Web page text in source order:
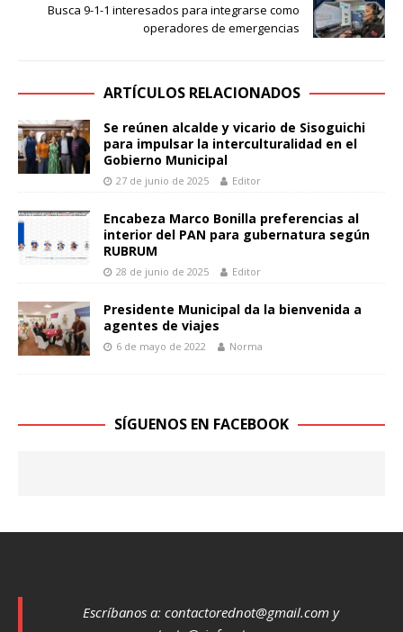
Busca 9-1-1 interesados para integrarse como
operadores de emergencias
ARTÍCULOS RELACIONADOS
Se reúnen alcalde y vicario de Sisoguichi
para impulsar la interculturalidad en el
Gobierno Municipal
27 de junio de 2025 Editor
Encabeza Marco Bonilla preferencias al
interior del PAN para gubernatura según
RUBRUM
28 de junio de 2025 Editor
Presidente Municipal da la bienvenida a
agentes de viajes
6 de mayo de 2022 Norma
SÍGUENOS EN FACEBOOK
Escríbanos a: contactorednot@gmail.comy